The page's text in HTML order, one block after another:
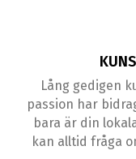
Lång gedigen
passion har
bara är din
kan alltid fråga